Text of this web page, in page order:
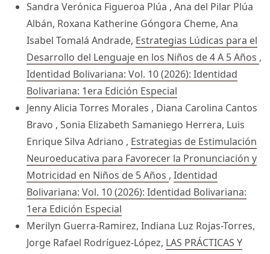
Sandra Verónica Figueroa Plúa , Ana del Pilar Plúa
Albán, Roxana Katherine Góngora Cheme, Ana
Isabel Tomalá Andrade, Estrategias Lúdicas para el
Desarrollo del Lenguaje en los Niños de 4 A 5 Años ,
Identidad Bolivariana: Vol. 10 (2026): Identidad
Bolivariana: 1era Edición Especial
Jenny Alicia Torres Morales , Diana Carolina Cantos
Bravo , Sonia Elizabeth Samaniego Herrera, Luis
Enrique Silva Adriano , Estrategias de Estimulación
Neuroeducativa para Favorecer la Pronunciación y
Motricidad en Niños de 5 Años , Identidad
Bolivariana: Vol. 10 (2026): Identidad Bolivariana:
1era Edición Especial
Merilyn Guerra-Ramirez, Indiana Luz Rojas-Torres,
Jorge Rafael Rodríguez-López, LAS PRÁCTICAS Y